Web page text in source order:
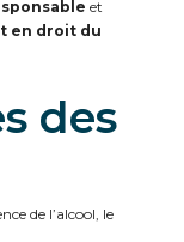
et
en droit du
des
de l’alcool, le